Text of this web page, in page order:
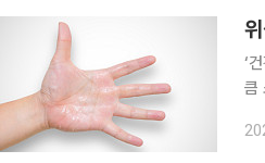
‘
큼
과